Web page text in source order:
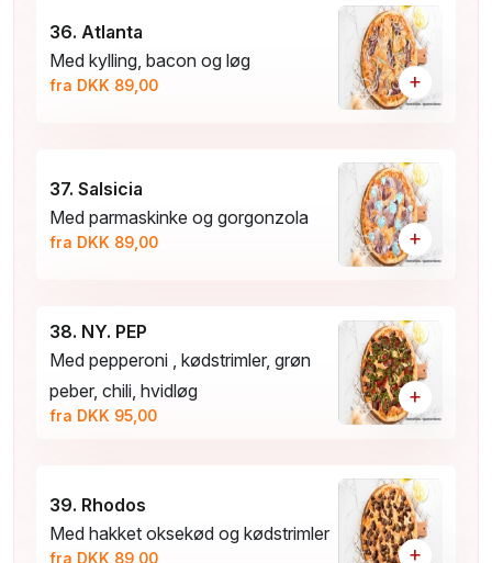
36. Atlanta
Med kylling, bacon og løg
fra DKK 89,00 +
37. Salsicia
Med parmaskinke og gorgonzola
fra DKK 89,00 +
38. NY. PEP
Med pepperoni , kødstrimler, grøn
peber, chili, hvidløg
fra DKK 95,00
+
39. Rhodos
Med hakket oksekød og kødstrimler
fra DKK 89,00 +